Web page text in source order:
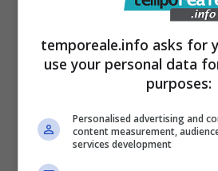
Il piano cottura
Ikea che costa
La cura e la pulizia del
bisognerà usare detersivi in
anche lana d’acciaio o
temporeale.info asks for
use your personal data
purposes:
Personalised advertising and
content measurement,
services development